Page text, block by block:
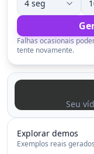
Falhas ocasionais
tente novamente.
Seu
Explorar demos
Exemplos reais